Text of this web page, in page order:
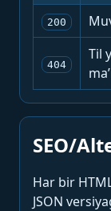
200
404
Til
SEO/
Har bir
JSON